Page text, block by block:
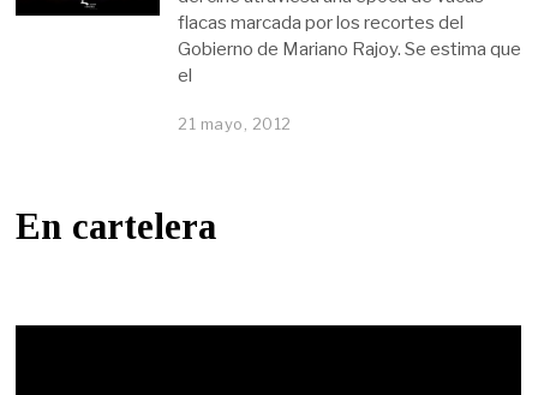
flacas marcada por los recortes del
Gobierno de Mariano Rajoy. Se estima que
el
21 mayo, 2012
En cartelera